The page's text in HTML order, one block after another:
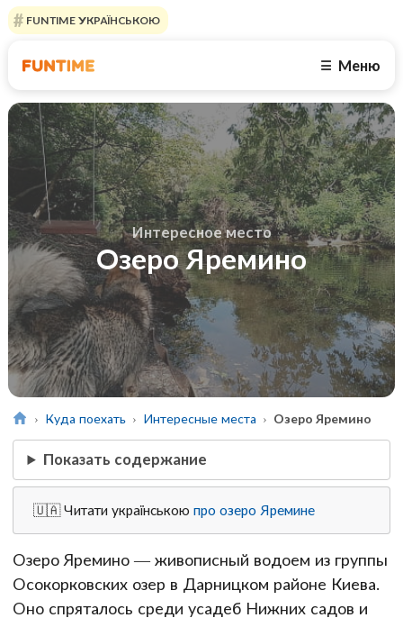
FUNTIME УКРАЇНСЬКОЮ
☰ Меню
Интересное место
Озеро Яремино
Куда поехать Интересные места Озеро Яремино
Показать содержание
🇺🇦 Читати українськоюпро озеро Яремине
Озеро Яремино — живописный водоем из группы
Осокорковских озер в Дарницком районе Киева.
Оно спряталось среди усадеб Нижних садов и